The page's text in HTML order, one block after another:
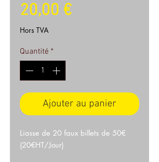
20,00 €Prix
Hors TVA
Quantité *
Ajouter au panier
Liasse de 20 faux billets de 50€
(20€HT/Jour)